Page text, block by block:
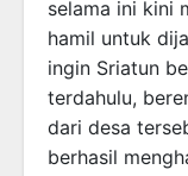
selama ini kini
hamil untuk
ingin Sriatun
terdahulu,
dari desa
berhasil